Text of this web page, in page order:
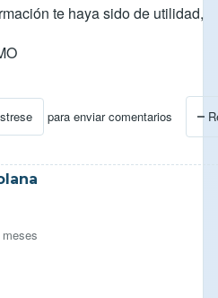
te haya sido de utilidad,
para enviar comentarios
Visa Residente en Venezuela